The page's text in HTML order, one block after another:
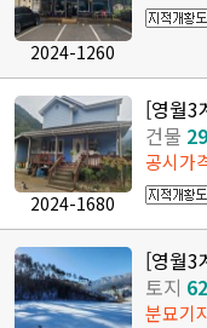
2024-1260
2024-1680
[영월3
건물
공시가
[영월3
토지
분묘기